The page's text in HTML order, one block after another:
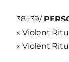
38+39/
« Violent
« Violent